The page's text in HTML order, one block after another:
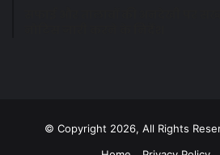
© Copyright 2026, All Rights